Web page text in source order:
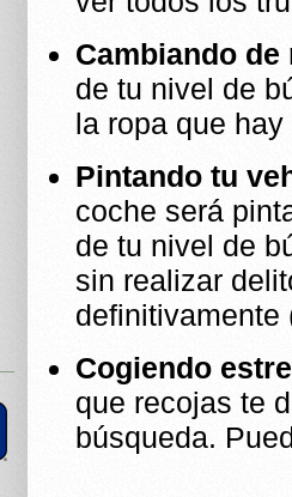
Cambiando de
de tu nivel de
la ropa que
Pintando tu
coche será
de tu nivel de
sin realizar
definitivamente
Cogiendo
que recojas te
búsqueda.